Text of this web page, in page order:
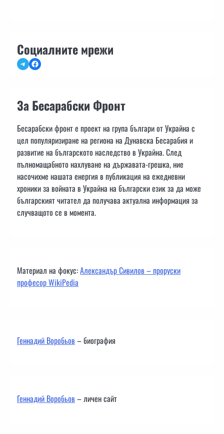
Социалните мрежи
TelegramFacebook
За Бесарабски Фронт
Бесарабски фронт е проект на група българи от Украйна с
цел популяризиране на региона на Дунавска Бесарабия и
развитие на българското наследство в Украйна. След
пълномащабното нахлуване на държавата-грешка, ние
насочихме нашата енергия в публикация на ежедневни
хроники за войната в Украйна на български език за да може
българският читател да получава актуална информация за
случващото се в момента.
Материал на фокус:Александър Сивилов – проруски
професор WikiPedia
Геннадий Воробьов– биография
Геннадий Воробьов– личен сайт